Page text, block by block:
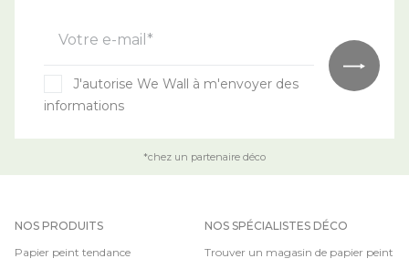
Votre e-mail*
J'autorise We Wall à m'envoyer des
informations
*chez un partenaire déco
NOS PRODUITS
Papier peint tendance
NOS SPÉCIALISTES DÉCO
Trouver un magasin de papier peint